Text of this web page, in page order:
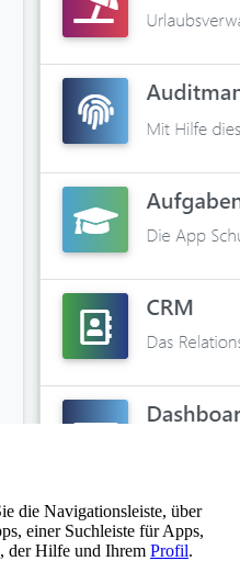
die Navigationsleiste, über
einer Suchleiste für Apps,
der Hilfe und Ihrem Profil.